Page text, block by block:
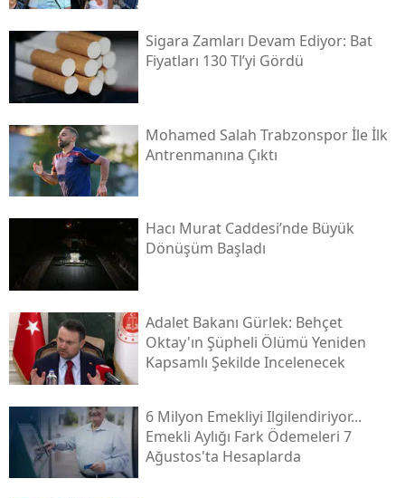
Sigara Zamları Devam Ediyor: Bat
Fiyatları 130 Tl’yi Gördü
Mohamed Salah Trabzonspor İle İlk
Antrenmanına Çıktı
Hacı Murat Caddesi’nde Büyük
Dönüşüm Başladı
Adalet Bakanı Gürlek: Behçet
Oktay'ın Şüpheli Ölümü Yeniden
Kapsamlı Şekilde Incelenecek
6 Milyon Emekliyi Ilgilendiriyor...
Emekli Aylığı Fark Ödemeleri 7
Ağustos'ta Hesaplarda